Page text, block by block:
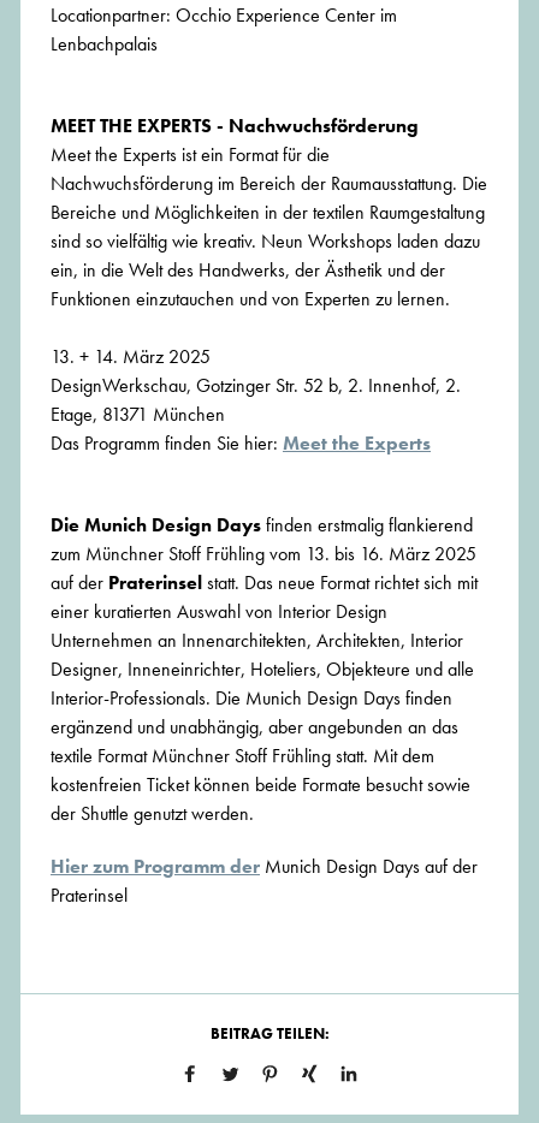
Locationpartner: Occhio Experience Center im
Lenbachpalais
MEET THE EXPERTS - Nachwuchsförderung
Meet the Experts ist ein Format für die
Nachwuchsförderung im Bereich der Raumausstattung. Die
Bereiche und Möglichkeiten in der textilen Raumgestaltung
sind so vielfältig wie kreativ. Neun Workshops laden dazu
ein, in die Welt des Handwerks, der Ästhetik und der
Funktionen einzutauchen und von Experten zu lernen.
13. + 14. März 2025
DesignWerkschau, Gotzinger Str. 52 b, 2. Innenhof, 2.
Etage, 81371 München
Das Programm finden Sie hier: Meet the Experts
DieMunich Design Daysfinden erstmalig flankierend
zum Münchner Stoff Frühling vom 13. bis 16. März 2025
auf der Praterinselstatt. Das neue Format richtet sich mit
einer kuratierten Auswahl von Interior Design
Unternehmen an Innenarchitekten, Architekten, Interior
Designer, Inneneinrichter, Hoteliers, Objekteure und alle
Interior-Professionals. Die Munich Design Days finden
ergänzend und unabhängig, aber angebunden an das
textile Format Münchner Stoff Frühling statt. Mit dem
kostenfreien Ticket können beide Formate besucht sowie
der Shuttle genutzt werden.
Hier zum Programm der Munich Design Days auf der
Praterinsel
BEITRAG TEILEN: